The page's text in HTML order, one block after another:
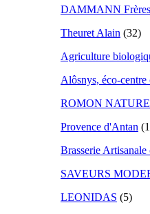
DAMMANN Frères
Theuret Alain (32)
Agriculture
Alôsnys, éco-centre
ROMON NATURE
Provence d'Antan
Brasserie
SAVEURS
LEONIDAS (5)